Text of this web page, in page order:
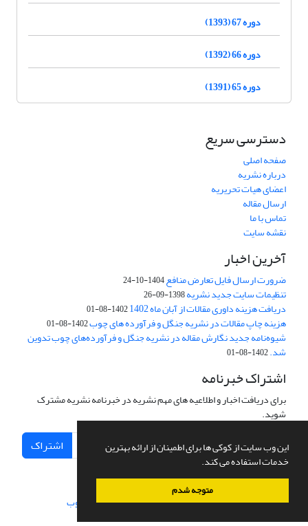
این وب سایت از کوکی ها برای اطمینان از ارائه بهترین
خدمات استفاده می کند.
متوجه شدم
دوره 67 (1393)
دوره 66 (1392)
دوره 65 (1391)
دسترسی سریع
صفحه اصلی
درباره نشریه
اعضای هیات تحریریه
ارسال مقاله
تماس با ما
نقشه سایت
آخرین اخبار
ضرورت ارسال فایل تعارض منافع1404-10-24
تنظیمات سایت جدید نشریه1398-09-26
دریافت هزینه داوری مقالات از آبان ماه 1402 1402-08-01
هزینه چاپ مقالات در نشریه جنگل و فرآورده های چوب1402-08-01
شیوه‌نامه جدید نگارش مقاله در نشریه جنگل و فرآورده‌های چوب تدوین
شد.1402-08-01
اشتراک خبرنامه
برای دریافت اخبار و اطلاعیه های مهم نشریه در خبرنامه نشریه مشترک
شوید.
اشتراک
سامانه مدیریت نشریات علمی.طراحی و پیاده سازی از سیناوب